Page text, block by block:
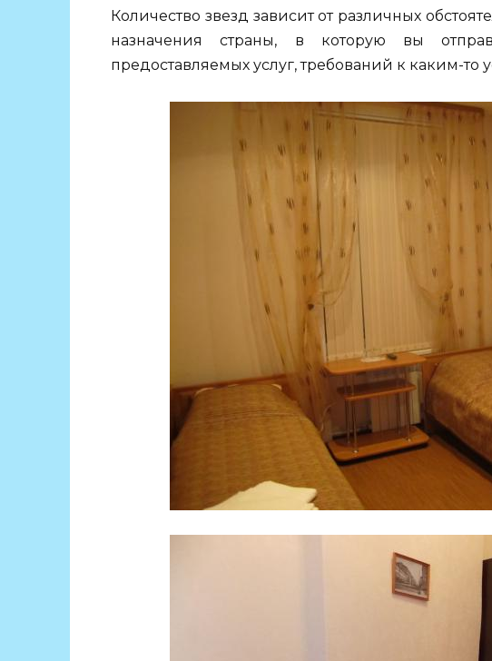
Количество звезд зависит от различных
назначения страны, в которую вы
предоставляемых услуг, требований к каким-